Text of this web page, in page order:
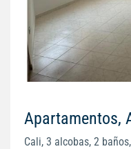
Apartamentos,
Cali, 3 alcobas, 2